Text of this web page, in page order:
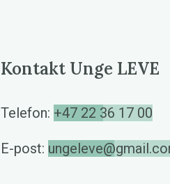
Kontakt Unge LEVE
Telefon: +47 22 36 17 00
E-post: